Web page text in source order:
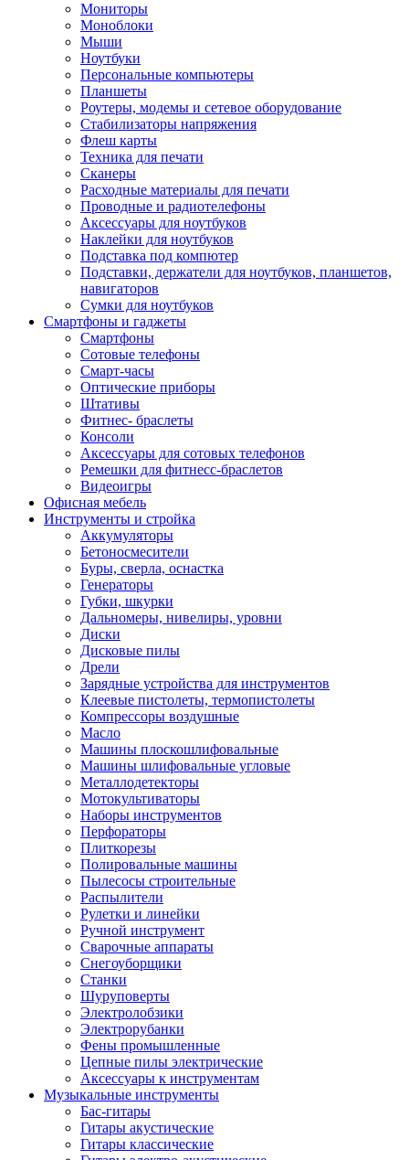
Мониторы
Моноблоки
Мыши
Ноутбуки
Персональные компьютеры
Планшеты
Роутеры, модемы и сетевое оборудование
Стабилизаторы напряжения
Флеш карты
Техника для печати
Сканеры
Расходные материалы для печати
Проводные и радиотелефоны
Аксессуары для ноутбуков
Наклейки для ноутбуков
Подставка под компютер
Подставки, держатели для ноутбуков, планшетов,
навигаторов
Сумки для ноутбуков
Смартфоны и гаджеты
Смартфоны
Сотовые телефоны
Смарт-часы
Оптические приборы
Штативы
Фитнес- браслеты
Консоли
Аксессуары для сотовых телефонов
Ремешки для фитнесс-браслетов
Видеоигры
Офисная мебель
Инструменты и стройка
Аккумуляторы
Бетоносмесители
Буры, сверла, оснастка
Генераторы
Губки, шкурки
Дальномеры, нивелиры, уровни
Диски
Дисковые пилы
Дрели
Зарядные устройства для инструментов
Клеевые пистолеты, термопистолеты
Компрессоры воздушные
Масло
Машины плоскошлифовальные
Машины шлифовальные угловые
Металлодетекторы
Мотокультиваторы
Наборы инструментов
Перфораторы
Плиткорезы
Полировальные машины
Пылесосы строительные
Распылители
Рулетки и линейки
Ручной инструмент
Сварочные аппараты
Снегоуборщики
Станки
Шуруповерты
Электролобзики
Электрорубанки
Фены промышленные
Цепные пилы электрические
Аксессуары к инструментам
Музыкальные инструменты
Бас-гитары
Гитары акустические
Гитары классические